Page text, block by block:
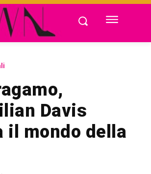
Davis
il mondo della